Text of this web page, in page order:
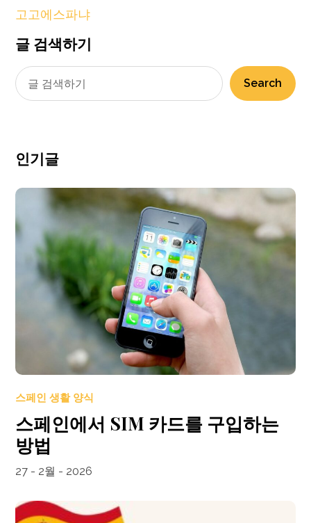
고고에스파냐
글 검색하기
Search
인기글
스페인 생활 양식
스페인에서 SIM 카드를 구입하는
방법
27 - 2월 - 2026